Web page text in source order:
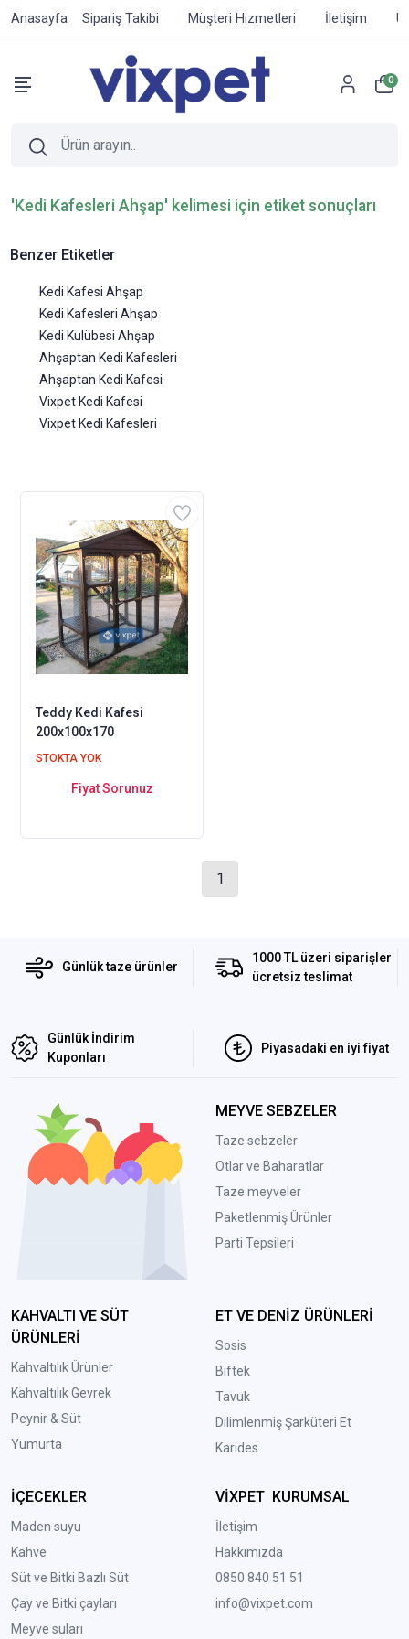
Anasayfa Sipariş Takibi Müşteri Hizmetleri İletişim
0
'Kedi Kafesleri Ahşap' kelimesi için etiket sonuçları
Benzer Etiketler
Kedi Kafesi Ahşap
Kedi Kafesleri Ahşap
Kedi Kulübesi Ahşap
Ahşaptan Kedi Kafesleri
Ahşaptan Kedi Kafesi
Vixpet Kedi Kafesi
Vixpet Kedi Kafesleri
Teddy Kedi Kafesi
200x100x170
STOKTA YOK
Fiyat Sorunuz
1
Günlük taze ürünler
1000 TL üzeri siparişler
ücretsiz teslimat
Günlük İndirim
Kuponları
Piyasadaki en iyi fiyat
MEYVE SEBZELER
Taze sebzeler
Otlar ve Baharatlar
Taze meyveler
Paketlenmiş Ürünler
Parti Tepsileri
KAHVALTI VE SÜT
ÜRÜNLERİ
Kahvaltılık Ürünler
Kahvaltılık Gevrek
Peynir & Süt
Yumurta
ET VE DENİZ ÜRÜNLERİ
Sosis
Biftek
Tavuk
Dilimlenmiş Şarküteri Et
Karides
İÇECEKLER
Maden suyu
Kahve
Süt ve Bitki Bazlı Süt
Çay ve Bitki çayları
Meyve suları
VİXPET KURUMSAL
İletişim
Hakkımızda
0850 840 51 51
info@vixpet.com